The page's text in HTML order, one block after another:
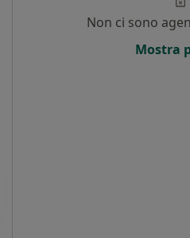
Non ci sono
Mostra